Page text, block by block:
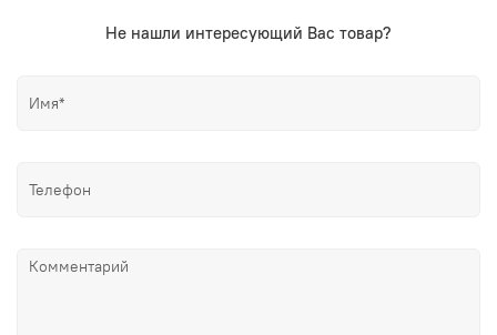
Не нашли интересующий Вас товар?